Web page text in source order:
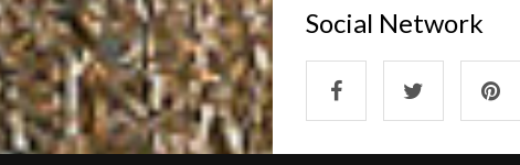
Social Network